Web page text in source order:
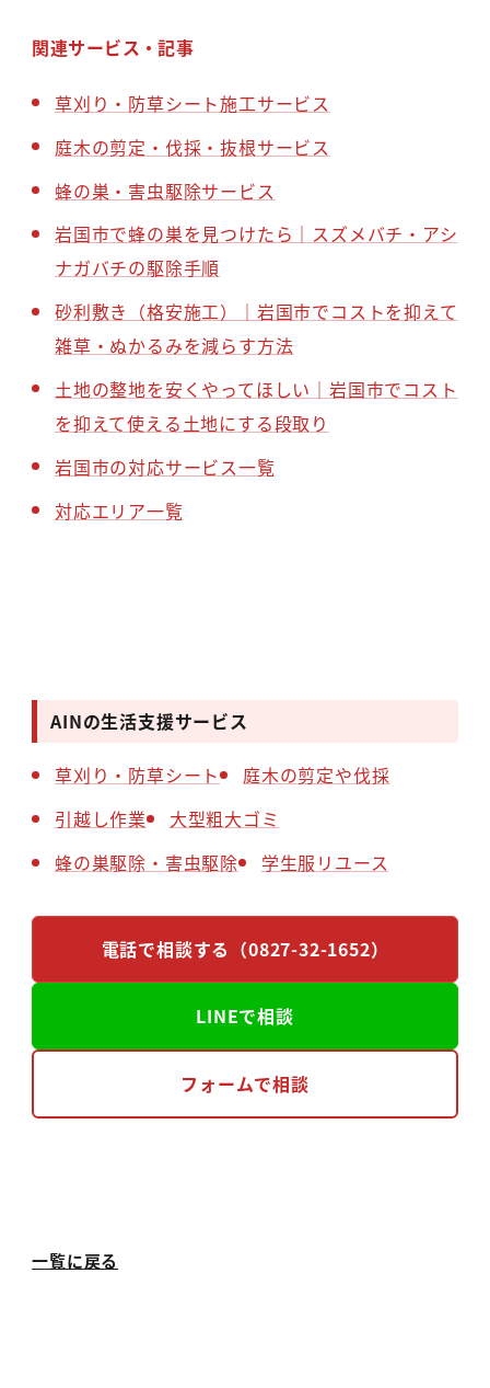
関連サービス・記事
草刈り・防草シート施工サービス
庭木の剪定・伐採・抜根サービス
蜂の巣・害虫駆除サービス
岩国市で蜂の巣を見つけたら｜スズメバチ・アシ
ナガバチの駆除手順
砂利敷き（格安施工）｜岩国市でコストを抑えて
雑草・ぬかるみを減らす方法
土地の整地を安くやってほしい｜岩国市でコスト
を抑えて使える土地にする段取り
岩国市の対応サービス一覧
対応エリア一覧
AINの生活支援サービス
草刈り・防草シート
庭木の剪定や伐採
引越し作業
大型粗大ゴミ
蜂の巣駆除・害虫駆除
学生服リユース
電話で相談する（0827-32-1652）
LINEで相談
フォームで相談
一覧に戻る